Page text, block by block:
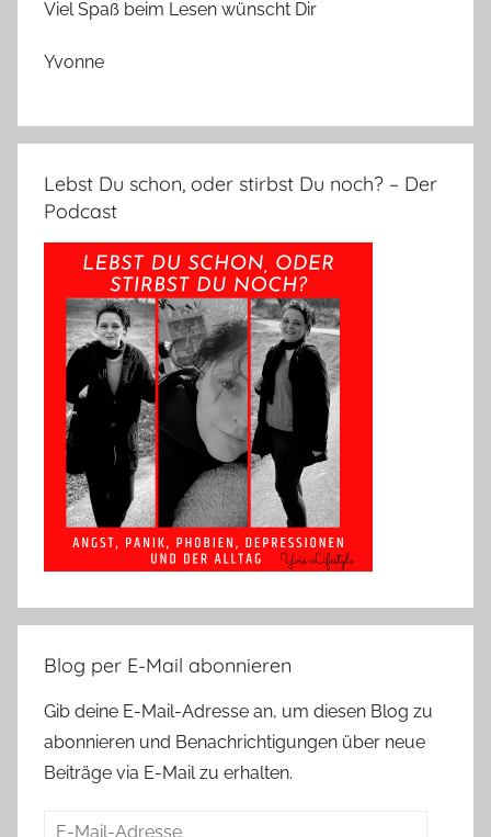
Viel Spaß beim Lesen wünscht Dir
Yvonne
Lebst Du schon, oder stirbst Du noch? – Der
Podcast
Blog per E-Mail abonnieren
Gib deine E-Mail-Adresse an, um diesen Blog zu
abonnieren und Benachrichtigungen über neue
Beiträge via E-Mail zu erhalten.
E-